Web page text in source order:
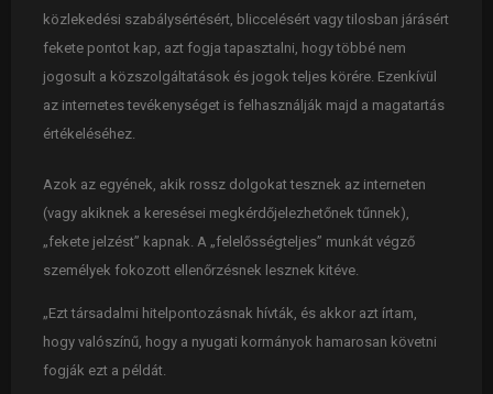
közlekedési szabálysértésért, bliccelésért vagy tilosban járásért
fekete pontot kap, azt fogja tapasztalni, hogy többé nem
jogosult a közszolgáltatások és jogok teljes körére. Ezenkívül
az internetes tevékenységet is felhasználják majd a magatartás
értékeléséhez.
Azok az egyének, akik rossz dolgokat tesznek az interneten
(vagy akiknek a keresései megkérdőjelezhetőnek tűnnek),
„fekete jelzést” kapnak. A „felelősségteljes” munkát végző
személyek fokozott ellenőrzésnek lesznek kitéve.
„Ezt társadalmi hitelpontozásnak hívták, és akkor azt írtam,
hogy valószínű, hogy a nyugati kormányok hamarosan követni
fogják ezt a példát.